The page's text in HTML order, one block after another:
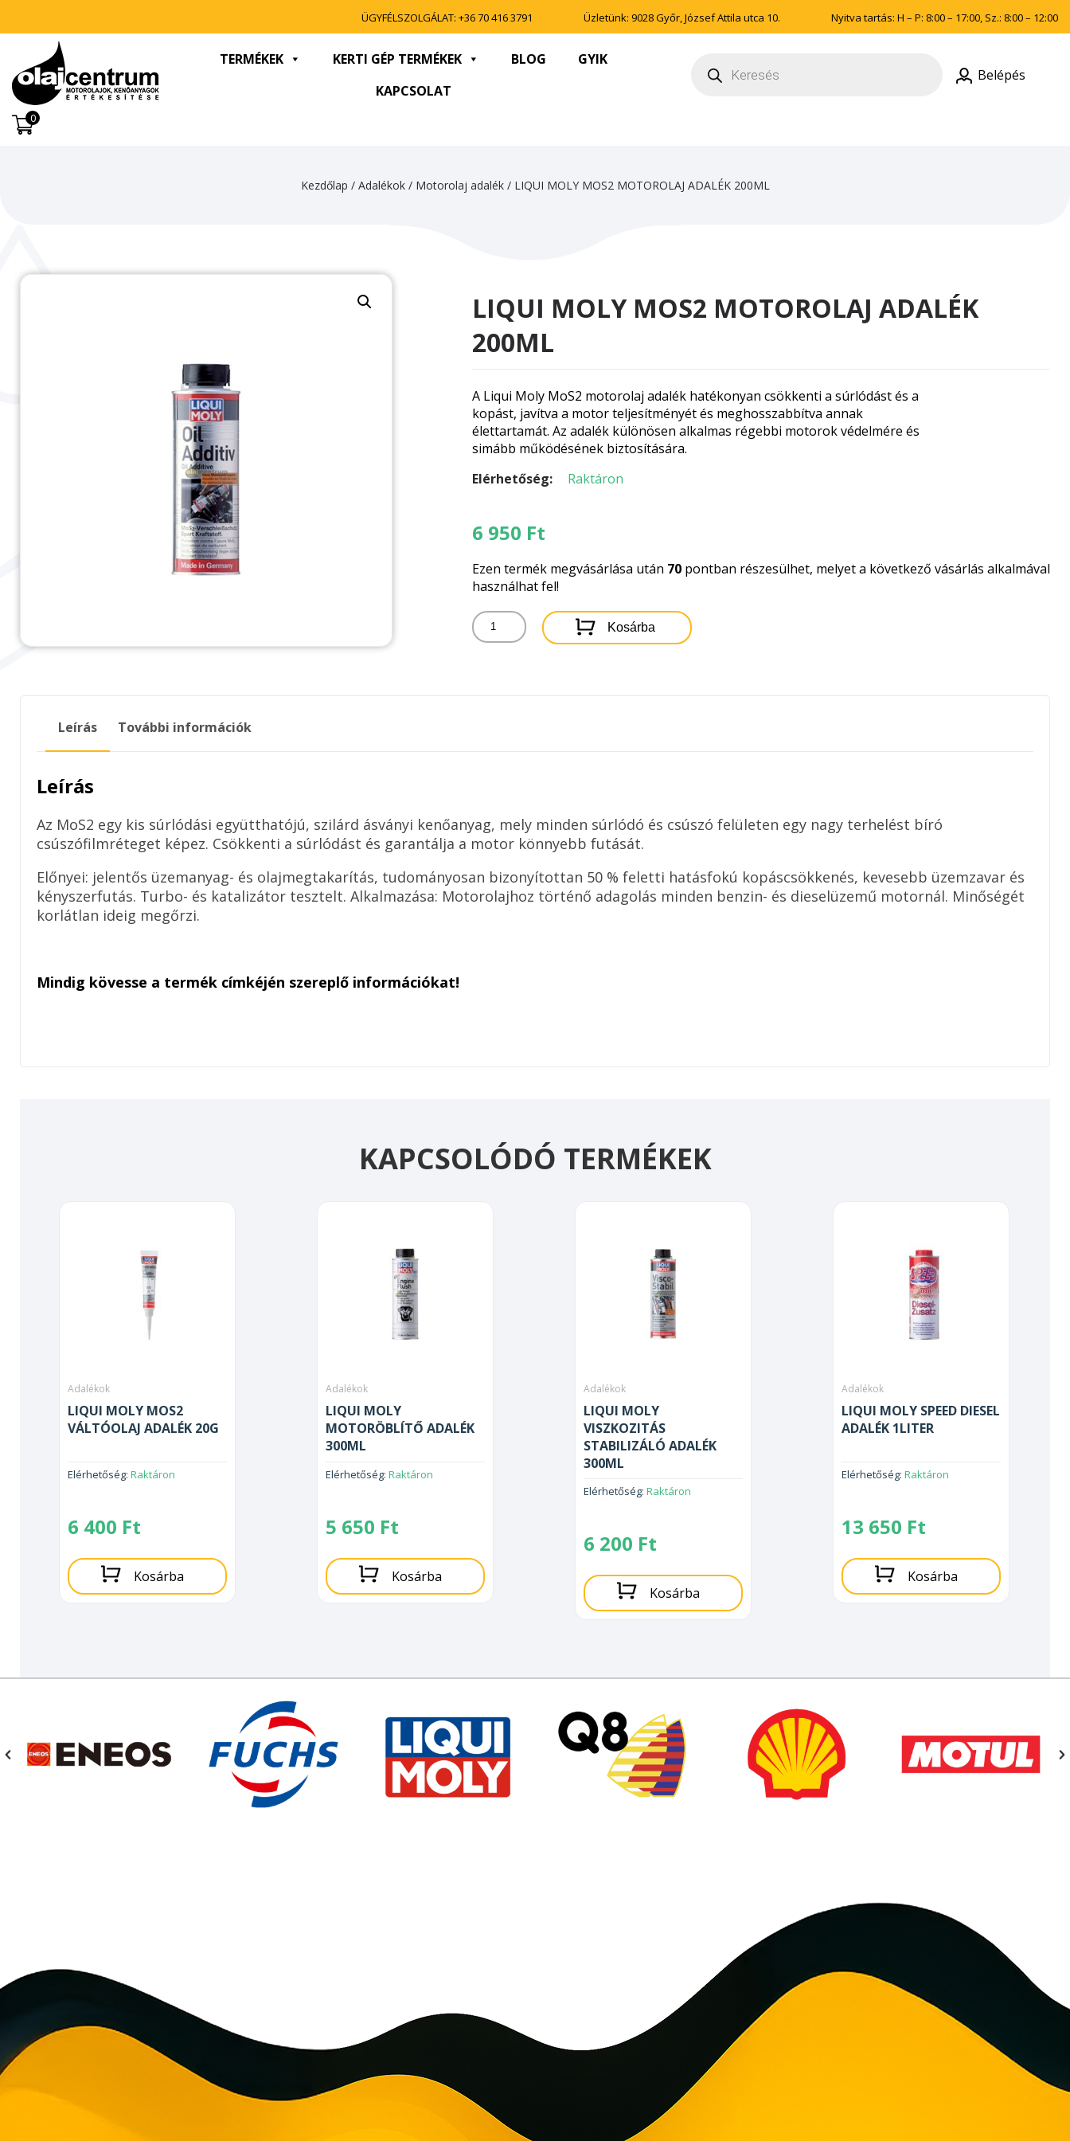
ÜGYFÉLSZOLGÁLAT: +36 70 416 3791 Üzletünk: 9028 Győr, József Attila utca 10. Nyitva tartás: H – P: 8:00 – 17:00, Sz.: 8:00 – 12:00
TERMÉKEK KERTI GÉP TERMÉKEK BLOG
GYIK
KAPCSOLAT
search Belépés
0
Kezdőlap / Adalékok/ Motorolaj adalék/ LIQUI MOLY MOS2 MOTOROLAJ ADALÉK 200ML
LIQUI MOLY MOS2 MOTOROLAJ ADALÉK
200ML
A Liqui Moly MoS2 motorolaj adalék hatékonyan csökkenti a súrlódást és a
kopást, javítva a motor teljesítményét és meghosszabbítva annak
élettartamát. Az adalék különösen alkalmas régebbi motorok védelmére és
simább működésének biztosítására.
Elérhetőség:
Raktáron
6 950 Ft
Ezen termék megvásárlása után 70pontban részesülhet, melyet a következő vásárlás alkalmával
használhat fel!
LIQUI
MOLY
Kosárba
Leírás További információk
Leírás
Az MoS2 egy kis súrlódási együtthatójú, szilárd ásványi kenőanyag, mely minden súrlódó és csúszó felületen egy nagy terhelést bíró
csúszófilmréteget képez. Csökkenti a súrlódást és garantálja a motor könnyebb futását.
Előnyei: jelentős üzemanyag- és olajmegtakarítás, tudományosan bizonyítottan 50 % feletti hatásfokú kopáscsökkenés, kevesebb üzemzavar és
kényszerfutás. Turbo- és katalizátor tesztelt. Alkalmazása: Motorolajhoz történő adagolás minden benzin- és dieselüzemű motornál. Minőségét
korlátlan ideig megőrzi.
Mindig kövesse a termék címkéjén szereplő információkat!
KAPCSOLÓDÓ TERMÉKEK
Adalékok
LIQUI MOLY MOS2
VÁLTÓOLAJ ADALÉK 20G
Elérhetőség: Raktáron
6 400 Ft
Kosárba
Adalékok
LIQUI MOLY
MOTORÖBLÍTŐ ADALÉK
300ML
Elérhetőség: Raktáron
5 650 Ft
Kosárba
Adalékok
LIQUI MOLY
VISZKOZITÁS
STABILIZÁLÓ ADALÉK
300ML
Elérhetőség: Raktáron
6 200 Ft
Kosárba
Adalékok
LIQUI MOLY SPEED DIESEL
ADALÉK 1LITER
Elérhetőség: Raktáron
13 650 Ft
Kosárba